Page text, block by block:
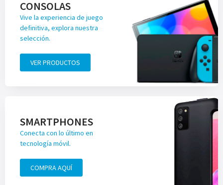
CONSOLAS
Vive la experiencia de juego
definitiva, explora nuestra
selección.
VER PRODUCTOS
SMARTPHONES
Conecta con lo último en
tecnología móvil.
COMPRA AQUÍ